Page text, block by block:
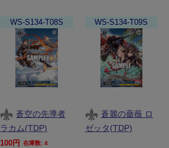
WS-S134-T08S
蒼空の先導者
ラカム(TDP)
100円 在庫数: 4
WS-S134-T09S
蒼麗の薔薇 ロ
ゼッタ(TDP)